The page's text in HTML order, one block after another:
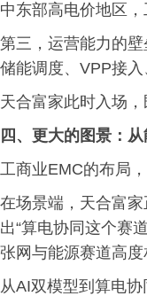
中东部高电价地区，
第三，运营能力的
储能调度、VPP接
天合富家此时入场，
四、更大的图景：
工商业EMC的布局
在场景端，天合富
出“算电协同这个赛
张网与能源赛道高度
从AI双模型到算电